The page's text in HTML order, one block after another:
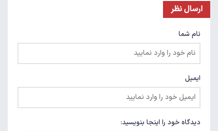
ارسال نظر
نام شما
ایمیل
دیدگاه خود را اینجا بنویسید: